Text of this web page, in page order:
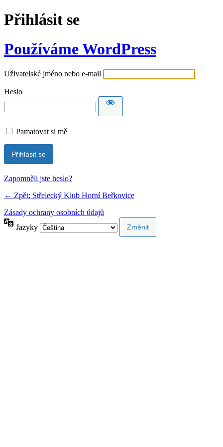
Přihlásit se
Používáme WordPress
Uživatelské jméno nebo e-mail
Heslo
Pamatovat si mě
Zapomněli jste heslo?
← Zpět: Střelecký Klub Horní Beřkovice
Zásady ochrany osobních údajů
Jazyky